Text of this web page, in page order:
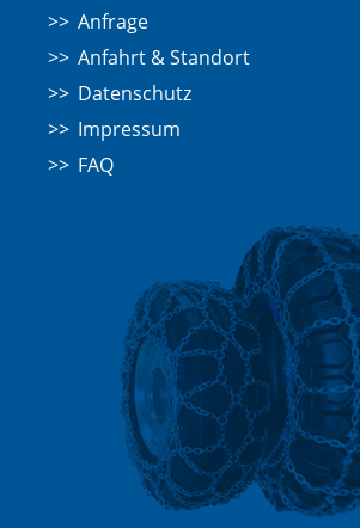
Anfrage
Anfahrt & Standort
Datenschutz
Impressum
FAQ